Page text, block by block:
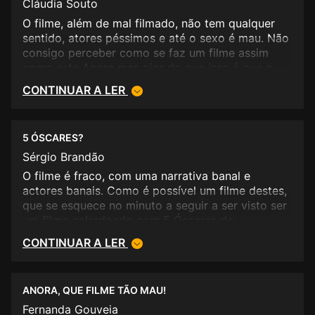
Cláudia Souto
O filme, além de mal filmado, não tem qualquer
sentido, atores péssimos e até o sexo é mau. Não
consigo perceber como se faz um filme assim
pois o mundo está como o filme: doente.
Os Óscares e as suas farsas. Não saiam de casa
para perder 2 horas por favor.
CONTINUAR A LER
5 ÓSCARES?
Sérgio Brandão
O filme é fraco, com uma narrativa banal e
actores banais. Como é possível um filme destes,
que se esquece no minuto a seguir a ser visto ser
Hollywood? O cinema americano está em
decadência e os Óscares são apenas um grande
CONTINUAR A LER
ANORA, QUE FILME TÃO MAU!
Fernanda Gouveia